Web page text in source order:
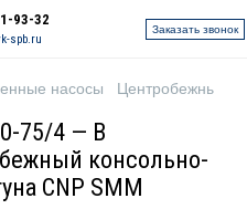
93-32
spb.ru
Заказать звонок
насосы Центробежные
75/4 — В
консольно-
CNP SMM